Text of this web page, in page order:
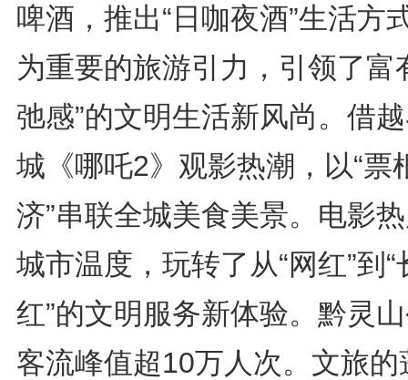
啤酒，推出“日咖夜酒”生活方
为重要的旅游引力，引领了富
弛感”的文明生活新风尚。借
城《哪吒2》观影热潮，以“票
济”串联全城美食美景。电影
城市温度，玩转了从“网红”到“
红”的文明服务新体验。黔灵
客流峰值超10万人次。文旅的